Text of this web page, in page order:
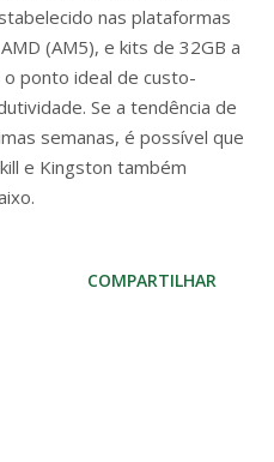
nas plataformas
(AM5), e kits de 32GB a
ponto ideal de custo-
Se a tendência de
semanas, é possível que
e Kingston também
COMPARTILHAR